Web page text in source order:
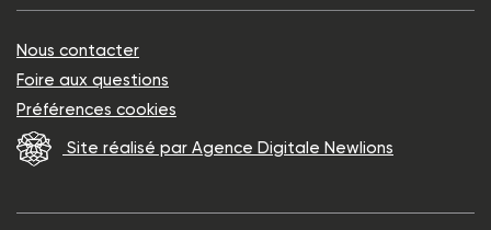
Nous contacter
Foire aux questions
Préférences cookies
Site réalisé par Agence Digitale Newlions